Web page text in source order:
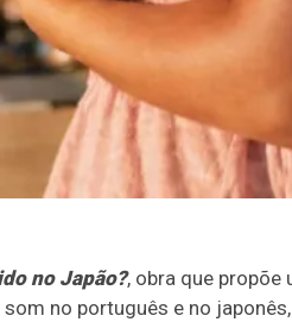
no Japão?, obra que propõe
no português e no